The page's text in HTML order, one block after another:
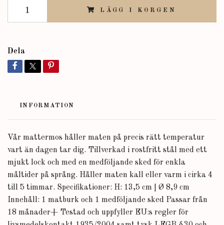
LÄGG I KORGEN
Dela
INFORMATION
Vår mattermos håller maten på precis rätt temperatur
vart än dagen tar dig. Tillverkad i rostfritt stål med ett
mjukt lock och med en medföljande sked för enkla
måltider på språng. Håller maten kall eller varm i cirka 4
till 5 timmar. Specifikationer: H: 13,5 cm | Ø 8,9 cm
Innehåll: 1 matburk och 1 medföljande sked Passar från
18 månader+ Testad och uppfyller EU:s regler för